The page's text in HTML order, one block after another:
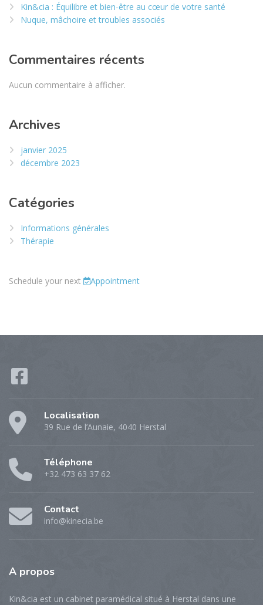
Kin&cia : Équilibre et bien-être au cœur de votre santé
Nuque, mâchoire et troubles associés
Commentaires récents
Aucun commentaire à afficher.
Archives
janvier 2025
décembre 2023
Catégories
Informations générales
Thérapie
Schedule your next Appointment
Localisation
39 Rue de l’Aunaie, 4040 Herstal
Téléphone
+32 473 63 37 62
Contact
info@kinecia.be
A propos
Kin&cia est un cabinet paramédical situé à Herstal dans une